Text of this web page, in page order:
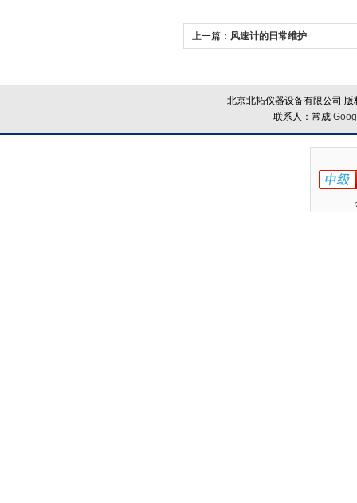
上一篇： 风速计的日常维护
北京北拓仪器设备有限公司
联系人：常成